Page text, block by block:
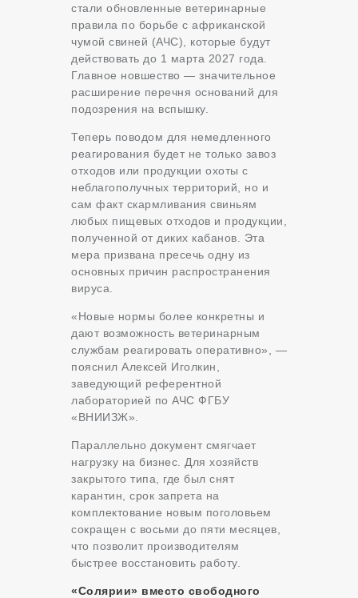
стали обновленные ветеринарные
правила по борьбе с африканской
чумой свиней (АЧС), которые будут
действовать до 1 марта 2027 года.
Главное новшество — значительное
расширение перечня оснований для
подозрения на вспышку.
Теперь поводом для немедленного
реагирования будет не только завоз
отходов или продукции охоты с
неблагополучных территорий, но и
сам факт скармливания свиньям
любых пищевых отходов и продукции,
полученной от диких кабанов. Эта
мера призвана пресечь одну из
основных причин распространения
вируса.
«Новые нормы более конкретны и
дают возможность ветеринарным
службам реагировать оперативно», —
пояснил Алексей Иголкин,
заведующий референтной
лабораторией по АЧС ФГБУ
«ВНИИЗЖ».
Параллельно документ смягчает
нагрузку на бизнес. Для хозяйств
закрытого типа, где был снят
карантин, срок запрета на
комплектование новым поголовьем
сокращен с восьми до пяти месяцев,
что позволит производителям
быстрее восстановить работу.
«Солярии» вместо свободного